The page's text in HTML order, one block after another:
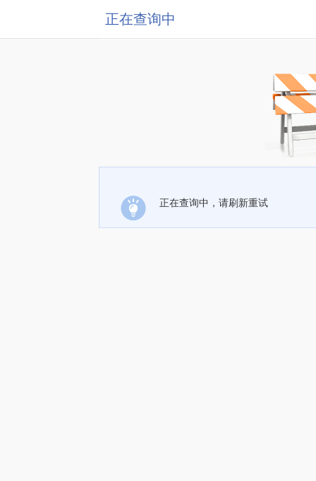
正在查询中
正在查询中，请刷新重试